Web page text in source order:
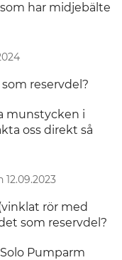
har midjebälte
reservdel?
munstycken i
oss direkt så
rör med
som reservdel?
Pumparm